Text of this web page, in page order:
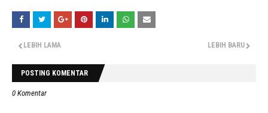
LEBIH BARU
LEBIH LAMA
POSTING KOMENTAR
0 Komentar